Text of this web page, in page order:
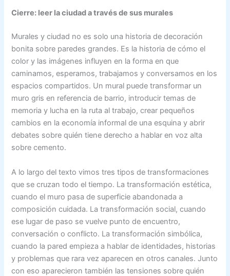
Cierre: leer la ciudad a través de sus murales
Murales y ciudad no es solo una historia de decoración
bonita sobre paredes grandes. Es la historia de cómo el
color y las imágenes influyen en la forma en que
caminamos, esperamos, trabajamos y conversamos en los
espacios compartidos. Un mural puede transformar un
muro gris en referencia de barrio, introducir temas de
memoria y lucha en la ruta al trabajo, crear pequeños
cambios en la economía informal de una esquina y abrir
debates sobre quién tiene derecho a hablar en voz alta
sobre cemento.
A lo largo del texto vimos tres tipos de transformaciones
que se cruzan todo el tiempo. La transformación estética,
cuando el muro pasa de superficie abandonada a
composición cuidada. La transformación social, cuando
ese lugar de paso se vuelve punto de encuentro,
conversación o conflicto. La transformación simbólica,
cuando la pared empieza a hablar de identidades, historias
y problemas que rara vez aparecen en otros canales. Junto
con eso aparecieron también las tensiones sobre quién